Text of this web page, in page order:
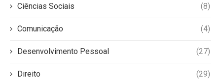
Ciências Sociais (8)
Comunicação (4)
Desenvolvimento Pessoal (27)
Direito (29)